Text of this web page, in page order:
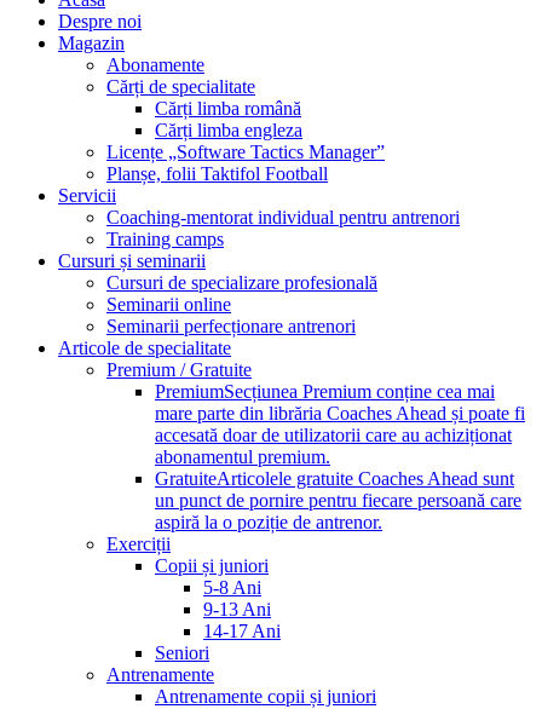
Despre noi
Magazin
Abonamente
Cărți de specialitate
Cărți limba română
Cărți limba engleza
Licențe „Software Tactics Manager”
Planșe, folii Taktifol Football
Servicii
Coaching-mentorat individual pentru antrenori
Training camps
Cursuri și seminarii
Cursuri de specializare profesională
Seminarii online
Seminarii perfecționare antrenori
Articole de specialitate
Premium / Gratuite
PremiumSecțiunea Premium conține cea mai
mare parte din librăria Coaches Ahead și poate fi
accesată doar de utilizatorii care au achiziționat
abonamentul premium.
GratuiteArticolele gratuite Coaches Ahead sunt
un punct de pornire pentru fiecare persoană care
aspiră la o poziție de antrenor.
Exerciții
Copii și juniori
5-8 Ani
9-13 Ani
14-17 Ani
Seniori
Antrenamente
Antrenamente copii și juniori